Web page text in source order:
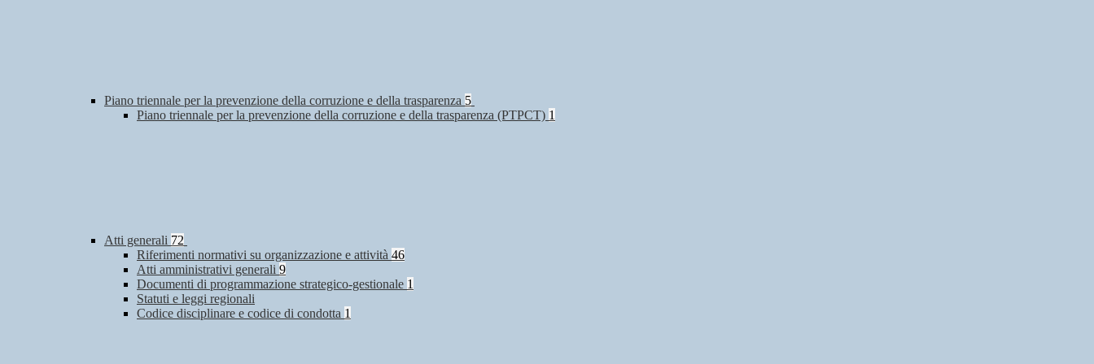
Piano triennale per la prevenzione della corruzione e della trasparenza 5
Piano triennale per la prevenzione della corruzione e della trasparenza (PTPCT) 1
Atti generali 72
Riferimenti normativi su organizzazione e attività 46
Atti amministrativi generali 9
Documenti di programmazione strategico-gestionale 1
Statuti e leggi regionali
Codice disciplinare e codice di condotta 1